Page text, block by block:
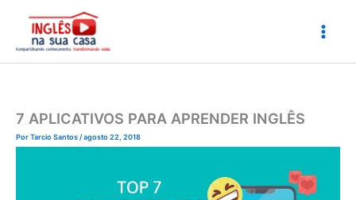
conteúdo
7 APLICATIVOS PARA APRENDER INGLÊS
PorTarcio Santos/agosto 22, 2018